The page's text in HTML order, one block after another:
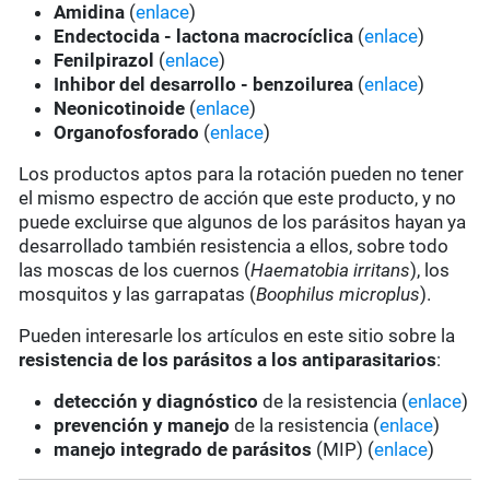
Amidina (enlace)
Endectocida - lactona macrocíclica (enlace)
Fenilpirazol (enlace)
Inhibor del desarrollo - benzoilurea (enlace)
Neonicotinoide (enlace)
Organofosforado (enlace)
Los productos aptos para la rotación pueden no tener
el mismo espectro de acción que este producto, y no
puede excluirse que algunos de los parásitos hayan ya
desarrollado también resistencia a ellos, sobre todo
las moscas de los cuernos (Haematobia irritans), los
mosquitos y las garrapatas (Boophilus microplus).
Pueden interesarle los artículos en este sitio sobre la
resistencia de los parásitos a los antiparasitarios:
detección y diagnóstico de la resistencia (enlace)
prevención y manejo de la resistencia (enlace)
manejo integrado de parásitos (MIP) (enlace)